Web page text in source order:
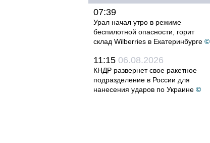
07:39
Урал начал утро в режиме
беспилотной опасности, горит
склад Wilberries в Екатеринбурге ©
11:15 06.08.2026
КНДР развернет свое ракетное
подразделение в России для
нанесения ударов по Украине ©